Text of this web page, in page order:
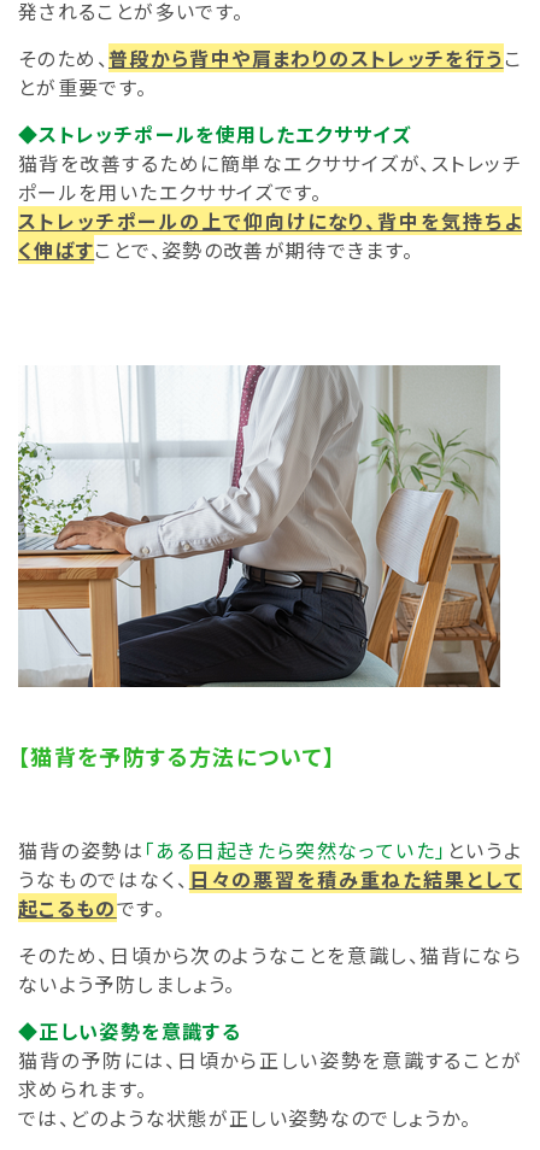
発されることが多いです。
そのため、普段から背中や肩まわりのストレッチを行う こ
とが重要です。
◆ストレッチポールを使用したエクササイズ
猫背を改善するために簡単なエクササイズが、ストレッチ
ポールを用いたエクササイズです。
ストレッチポールの上で仰向けになり、背中を気持ちよ
く伸ばすことで、姿勢の改善が期待できます。
【猫背を予防する方法について】
猫背の姿勢は 「ある日起きたら突然なっていた」 というよ
うなものではなく、 日々の悪習を積み重ねた結果として
起こるものです。
そのため、日頃から次のようなことを意識し、猫背になら
ないよう予防しましょう。
◆正しい姿勢を意識する
猫背の予防には、日頃から正しい姿勢を意識することが
求められます。
では、どのような状態が正しい姿勢なのでしょうか。